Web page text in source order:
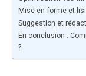
Mise en forme et
Suggestion et
En conclusion :
?